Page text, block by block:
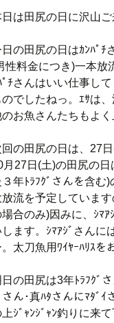
は田尻の日に沢山
の田尻の日はｶﾝﾊﾟﾁ
性料金につき)一本放
ﾟﾁさんはいい仕事し
のでしたねっ。ｴｻは
お魚さんたちもよく
回の田尻の日は、27
月27日(土)の田尻の日
年ﾄﾗﾌｸﾞさんを含む
放流を予定していま
場合のみ)因みに、ｼﾏ
します。ｼﾏｱｼﾞさんに
。太刀魚用ﾜｲﾔｰﾊﾘｽを
日の田尻は3年ﾄﾗﾌｸﾞ
さん･真ﾊﾀさんにﾏﾀﾞ
ｼﾞｬﾝｼﾞｬﾝ釣りに来て